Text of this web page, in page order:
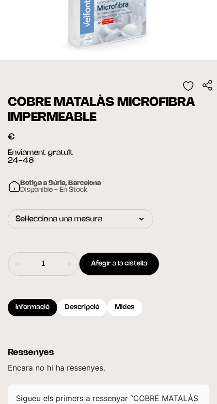
COBRE MATALÀS MICROFIBRA
IMPERMEABLE
€
Enviament gratuït
24-48
Botiga a Súria, Barcelona
Disponible - En Stock
Afegir a la cistella
Informació Descripció Mides
Ressenyes
Encara no hi ha ressenyes.
Sigueu els primers a ressenyar “COBRE MATALÀS